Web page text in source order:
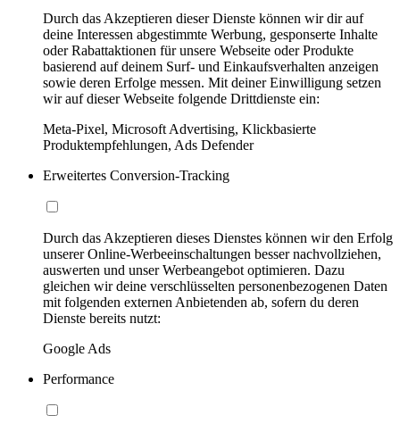
Durch das Akzeptieren dieser Dienste können wir dir auf
deine Interessen abgestimmte Werbung, gesponserte Inhalte
oder Rabattaktionen für unsere Webseite oder Produkte
basierend auf deinem Surf- und Einkaufsverhalten anzeigen
sowie deren Erfolge messen. Mit deiner Einwilligung setzen
wir auf dieser Webseite folgende Drittdienste ein:
Meta-Pixel, Microsoft Advertising, Klickbasierte
Produktempfehlungen, Ads Defender
Erweitertes Conversion-Tracking
Durch das Akzeptieren dieses Dienstes können wir den Erfolg
unserer Online-Werbeeinschaltungen besser nachvollziehen,
auswerten und unser Werbeangebot optimieren. Dazu
gleichen wir deine verschlüsselten personenbezogenen Daten
mit folgenden externen Anbietenden ab, sofern du deren
Dienste bereits nutzt:
Google Ads
Performance